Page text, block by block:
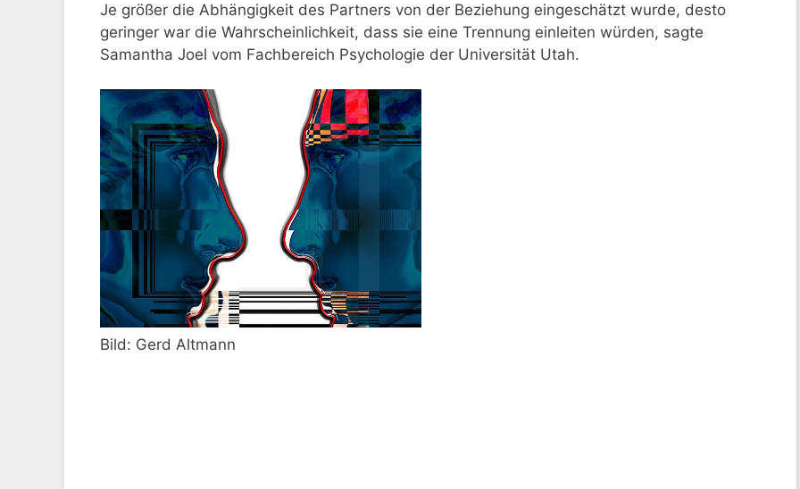
Je größer die Abhängigkeit des Partners von der Beziehung eingeschätzt wurde, desto
geringer war die Wahrscheinlichkeit, dass sie eine Trennung einleiten würden, sagte
Samantha Joel vom Fachbereich Psychologie der Universität Utah.
Bild: Gerd Altmann